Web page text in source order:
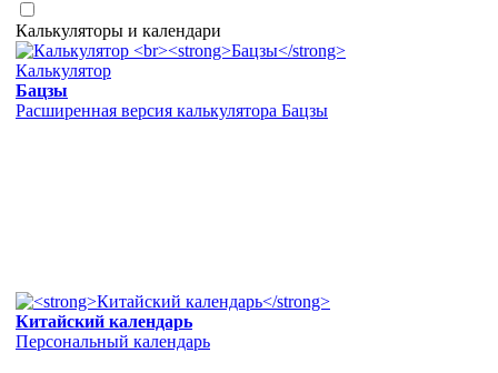
Калькуляторы и календари
Калькулятор
Бацзы
Расширенная версия калькулятора Бацзы
Китайский календарь
Персональный календарь